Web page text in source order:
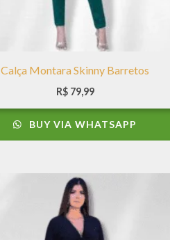
Calça Montara Skinny Barretos
R$79,99
BUY VIA WHATSAPP